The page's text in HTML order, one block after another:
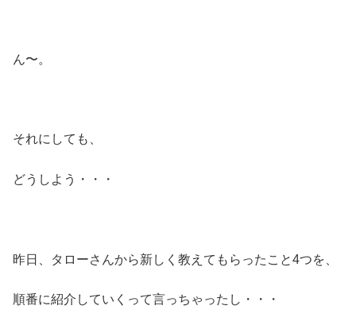
ん〜。
それにしても、
どうしよう・・・
昨日、タローさんから新しく教えてもらったこと4つを、
順番に紹介していくって言っちゃったし・・・